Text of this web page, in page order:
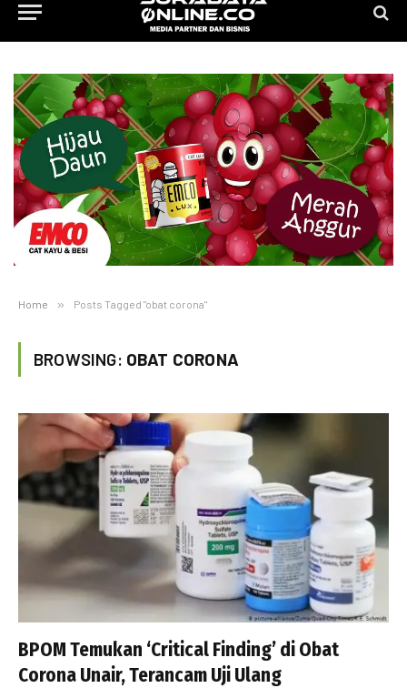
Home » Posts Tagged "obat corona"
BROWSING: OBAT CORONA
BPOM Temukan ‘Critical Finding’ di Obat
Corona Unair, Terancam Uji Ulang